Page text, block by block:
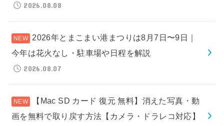
2026.08.08
2026年とまこまい港まつりは8月7日〜9日｜
今年は花火なし・駐車場や日程を解説
2026.08.07
【Mac SD カード 復元 無料】消えた写真・動
画を無料で取り戻す方法【カメラ・ドラレコ対応】